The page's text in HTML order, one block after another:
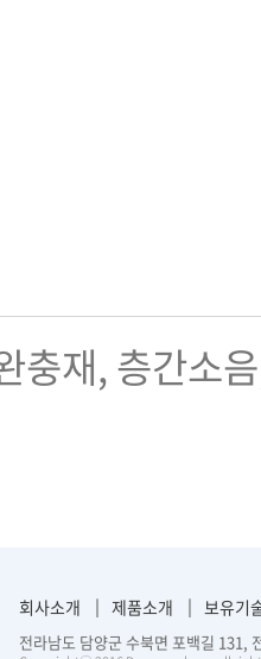
충재, 층간소
회사소개 제품소개 보유기
전라남도 담양군 수북면 포백길